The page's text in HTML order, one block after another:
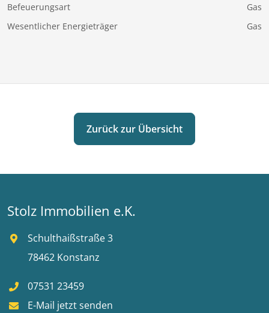
Haben wir Ihr Interesse geweckt? Dann
Befeuerungsart
Gas
Wesentlicher Energieträger
Gas
Zurück zur Übersicht
Stolz Immobilien e.K.
Schulthaißstraße 3
78462 Konstanz
07531 23459
E-Mail jetzt senden